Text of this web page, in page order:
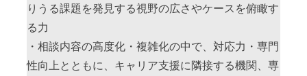
りうる課題を発見する視野の広さやケースを俯瞰す
る力
・相談内容の高度化・複雑化の中で、対応力・専門
性向上とともに、キャリア支援に隣接する機関、専